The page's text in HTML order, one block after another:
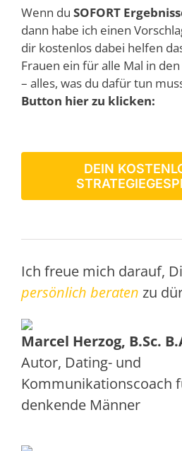
Wenn du SOFORT
dann habe ich einen
dir kostenlos dabei helfen
Frauen ein für alle Mal in
– alles, was du dafür tun
Button hier zu klicken:
DEIN
Ich freue mich darauf,
persönlich beraten zu
Marcel Herzog, B.Sc.
Autor, Dating- und
Kommunikationscoach
denkende Männer